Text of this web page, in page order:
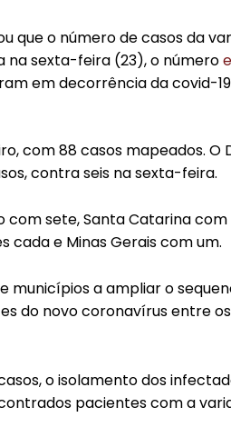
que o número de casos da
na sexta-feira (23), o número
em decorrência da covid-
com 88 casos mapeados. O
contra seis na sexta-feira.
com sete, Santa Catarina
cada e Minas Gerais com um.
municípios a ampliar o
do novo coronavírus entre os
o isolamento dos
pacientes com a